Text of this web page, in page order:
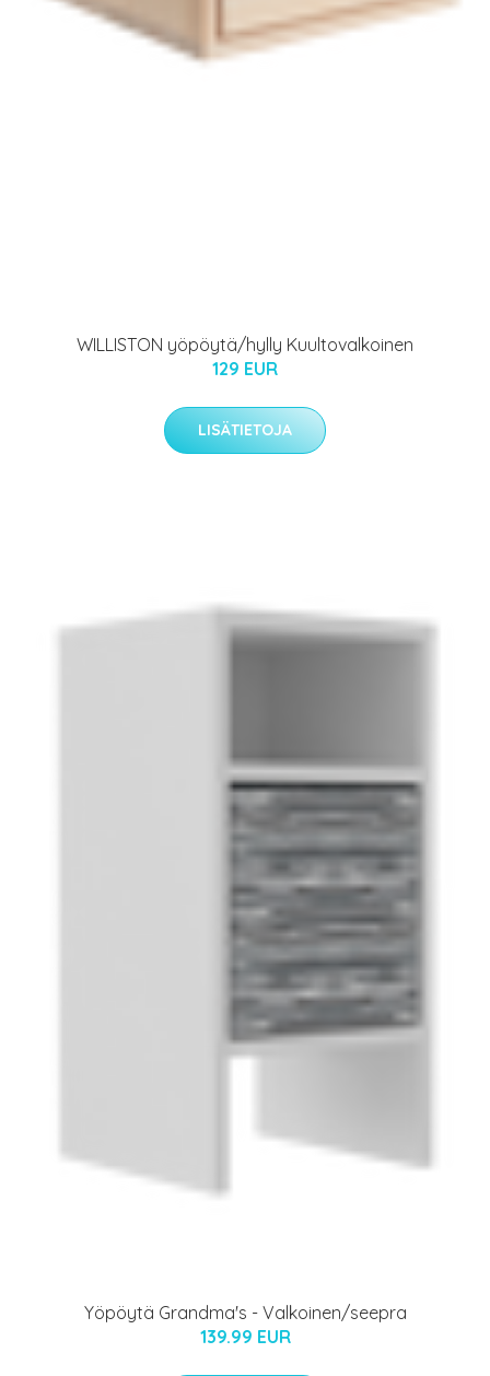
WILLISTON yöpöytä/hylly Kuultovalkoinen
129 EUR
LISÄTIETOJA
Yöpöytä Grandma's - Valkoinen/seepra
139.99 EUR